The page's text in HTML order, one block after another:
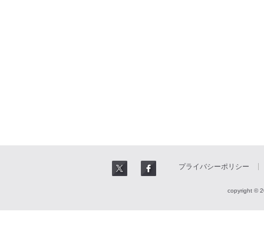
プライバシーポリシー
copyright ©